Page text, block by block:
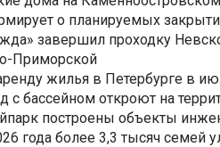
о планируемых
завершил проходку
Приморской
жилья в Петербурге в
с бассейном откроют на
построены объекты
года более 3,3 тысяч